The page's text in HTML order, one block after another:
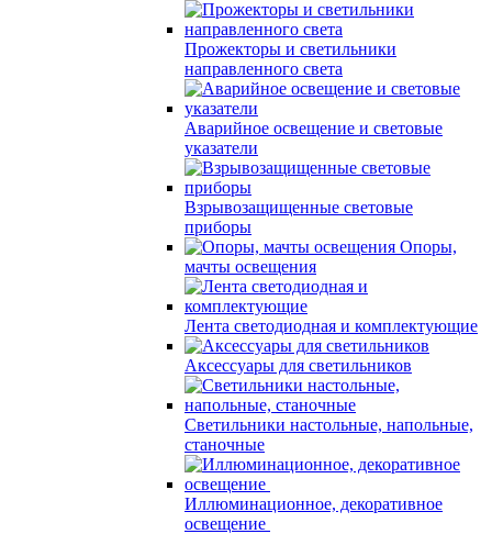
Прожекторы и светильники
направленного света
Аварийное освещение и световые
указатели
Взрывозащищенные световые
приборы
Опоры,
мачты освещения
Лента светодиодная и комплектующие
Аксессуары для светильников
Светильники настольные, напольные,
станочные
Иллюминационное, декоративное
освещение